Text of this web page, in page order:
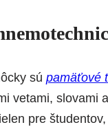
sú pamäťové
vetami, slovami
pre